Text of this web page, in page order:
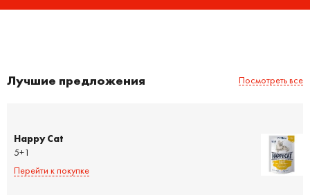
Лучшие предложения Посмотреть все
Happy Cat
5+1
Перейти к покупке